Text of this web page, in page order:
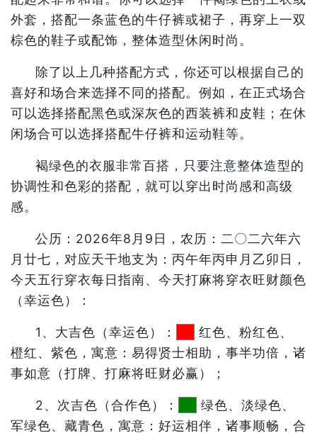
外套，搭配一条蓝色的牛仔裤或裙子，再穿上一双
棕色的鞋子或配饰，整体造型休闲时尚。
除了以上几种搭配方式，你还可以根据自己的
喜好和场合来选择不同的搭配。例如，在正式场合
可以选择搭配黑色或深灰色的西装裤和皮鞋；在休
闲场合可以选择搭配牛仔裤和运动鞋等。
褐绿色的衣服非常百搭，只要注意整体造型的
协调性和色彩的搭配，就可以穿出时尚感和高级
感。
公历：2026年8月9日，农历：二〇二六年六
月廿七，对应天干地支为：丙午年丙申月乙卯日，
今天五行穿衣每日指南、今天打麻将穿衣旺财颜色
（幸运色）：
1、大吉色（幸运色）：
红色、粉红色、
橙红、紫色，寓意：易得贤士相助，事半功倍，诸
事如意（打牌、打麻将旺财必赢）；
2、次吉色（合作色）：
绿色、淡绿色、
军绿色、藏青色，寓意：好运相伴，诸事顺畅，合